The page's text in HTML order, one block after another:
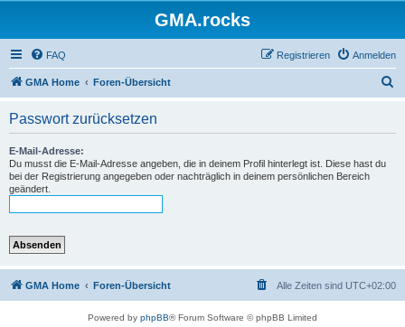
GMA.rocks
FAQ Anmelden
Registrieren
GMA Home Foren-Übersicht
Passwort zurücksetzen
E-Mail-Adresse:
Du musst die E-Mail-Adresse angeben, die in deinem Profil hinterlegt ist. Diese hast du
bei der Registrierung angegeben oder nachträglich in deinem persönlichen Bereich
geändert.
GMA Home Foren-Übersicht Alle Zeiten sind UTC+02:00
Powered by phpBB® Forum Software © phpBB Limited